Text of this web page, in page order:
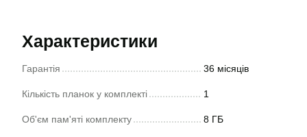
Характеристики
Гарантія 36 місяців
Кількість планок у комплекті 1
Об'єм пам'яті комплекту 8 ГБ